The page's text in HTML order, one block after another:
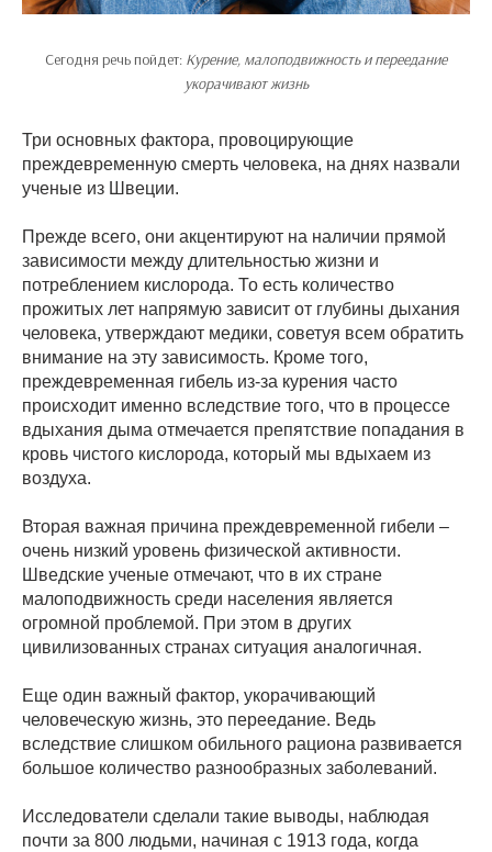
Сегодня речь пойдет: Курение, малоподвижность и переедание
укорачивают жизнь
Три основных фактора, провоцирующие
преждевременную смерть человека, на днях назвали
ученые из Швеции.
Прежде всего, они акцентируют на наличии прямой
зависимости между длительностью жизни и
потреблением кислорода. То есть количество
прожитых лет напрямую зависит от глубины дыхания
человека, утверждают медики, советуя всем обратить
внимание на эту зависимость. Кроме того,
преждевременная гибель из-за курения часто
происходит именно вследствие того, что в процессе
вдыхания дыма отмечается препятствие попадания в
кровь чистого кислорода, который мы вдыхаем из
воздуха.
Вторая важная причина преждевременной гибели –
очень низкий уровень физической активности.
Шведские ученые отмечают, что в их стране
малоподвижность среди населения является
огромной проблемой. При этом в других
цивилизованных странах ситуация аналогичная.
Еще один важный фактор, укорачивающий
человеческую жизнь, это переедание. Ведь
вследствие слишком обильного рациона развивается
большое количество разнообразных заболеваний.
Исследователи сделали такие выводы, наблюдая
почти за 800 людьми, начиная с 1913 года, когда